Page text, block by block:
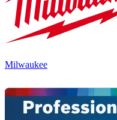
Milwaukee